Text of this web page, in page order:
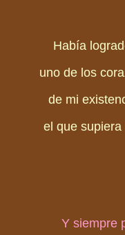
Había
uno de los
de mi
el que
Y siempre